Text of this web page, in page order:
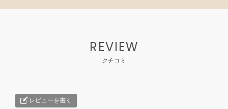
REVIEW
クチコミ
レビューを書く